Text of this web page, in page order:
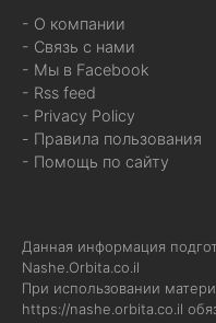
- О компании
- Связь с нами
- Мы в Facebook
- Rss feed
- Privacy Policy
- Правила пользования
- Помощь по сайту
Данная информация
Nashe.Orbita.co.il
При использовании
https://nashe.orbita.co.il